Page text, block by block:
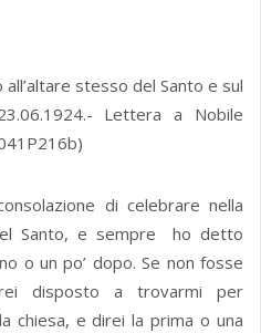
all’altare stesso del Santo e sul
Lettera a Nobile
di celebrare nella
Santo, e sempre ho detto
o un po’ dopo. Se non fosse
disposto a trovarmi per
chiesa, e direi la prima o una